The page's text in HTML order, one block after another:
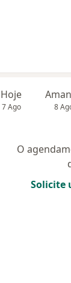
Hoje
7 Ago 8
O
Solicite